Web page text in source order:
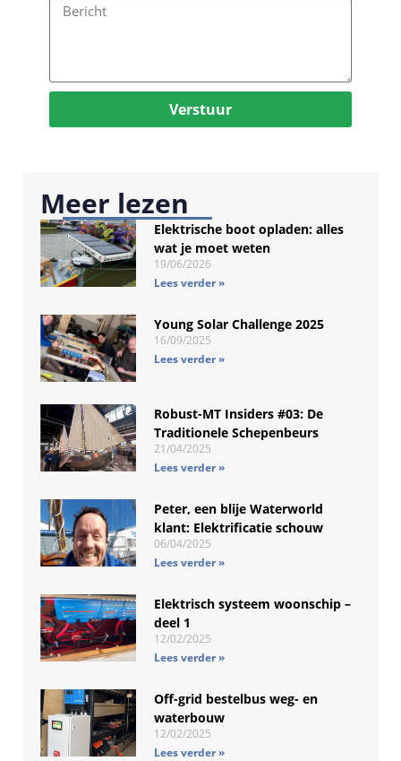
Verstuur
Meer lezen
Elektrische boot opladen: alles
wat je moet weten
19/06/2026
Lees verder »
Young Solar Challenge 2025
16/09/2025
Lees verder »
Robust-MT Insiders #03: De
Traditionele Schepenbeurs
21/04/2025
Lees verder »
Peter, een blije Waterworld
klant: Elektrificatie schouw
06/04/2025
Lees verder »
Elektrisch systeem woonschip –
deel 1
12/02/2025
Lees verder »
Off-grid bestelbus weg- en
waterbouw
12/02/2025
Lees verder »